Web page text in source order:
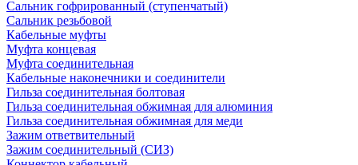
Сальник гофрированный (ступенчатый)
Сальник резьбовой
Кабельные муфты
Муфта концевая
Муфта соединительная
Кабельные наконечники и соединители
Гильза соединительная болтовая
Гильза соединительная обжимная для алюминия
Гильза соединительная обжимная для меди
Зажим ответвительный
Зажим соединительный (СИЗ)